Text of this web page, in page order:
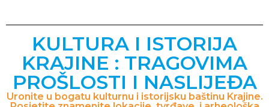
KULTURA I ISTORIJA
KRAJINE : TRAGOVIMA
PROŠLOSTI I NASLIJEĐA
Uronite u bogatu kulturnu i istorijsku baštinu Krajine.